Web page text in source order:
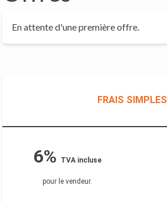
En attente d'une première offre.
FRAIS SIMPLES
6% TVA incluse
pour le vendeur.